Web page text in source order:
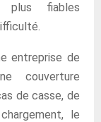
fiables
entreprise de
couverture
de casse, de
le